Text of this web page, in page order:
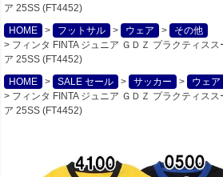
ア 25SS (FT4452)
HOME
フットサル ウェア
その他
フィンタ FINTA ジュニア ＧＤＺ プラクティス
ア 25SS (FT4452)
HOME
SALE セール サッカー ウェア
フィンタ FINTA ジュニア ＧＤＺ プラクティス
ア 25SS (FT4452)